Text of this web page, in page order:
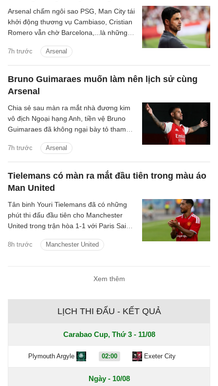
7h trước Arsenal
Arsenal chấm ngôi sao PSG, Man City tái
khởi động thương vụ Cambiaso, Cristian
Romero vẫn chờ Barcelona,...là những
bóng đá sáng 9/8.
Bruno Guimaraes muốn làm nên lịch sử cùng
Arsenal
7h trước Arsenal
Chia sẻ sau màn ra mắt nhà đương kim
vô địch Ngoại hạng Anh, tiền vệ Bruno
Guimaraes đã không ngại bày tỏ tham
tạo nên những điều lớn lao.
Tielemans có màn ra mắt đầu tiên trong màu áo
Man United
8h trước Manchester United
Tân binh Youri Tielemans đã có những
phút thi đấu đầu tiên cho Manchester
United trong trận hòa 1-1 với Paris Saint-
Xem thêm
LỊCH THI ĐẤU - KẾT QUẢ
Carabao Cup, Thứ 3 - 11/08
Plymouth Argyle 02:00 Exeter City
Ngày - 10/08